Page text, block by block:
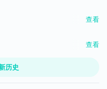
恼
容
光世界
查看
查看
历史